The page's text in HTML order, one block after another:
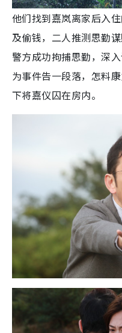
他们找到嘉岚离家后入
及偷钱，二人推测思勤
警方成功拘捕思勤，深
为事件告一段落，怎料
下将嘉仪囚在房内。